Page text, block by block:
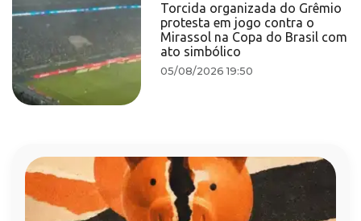
Torcida organizada do Grêmio
protesta em jogo contra o
Mirassol na Copa do Brasil com
ato simbólico
05/08/2026 19:50